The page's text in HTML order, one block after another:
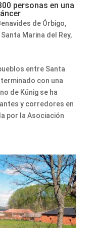
personas en una
de Órbigo,
Santa Marina del Rey,
entre Santa
terminado con una
de Künig se ha
y corredores en
por la Asociación